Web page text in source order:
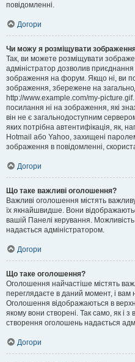
повідомленні.
Догори
Чи можу я розміщувати
Так, ви можете розміщувати
адміністратор дозволив
зображення на форум. Якщо ні, ви
зображення, збережене на
http://www.example.com/my-
посилання ні на зображення, які
він не є загальнодоступним
яких потрібна автентифікація, як,
Hotmail або Yahoo, захищені
зображення в повідомленні,
Догори
Що таке важливі оголошення?
Важливі оголошення містять
їх якнайшвидше. Вони
вашій Панелі керування.
надається адміністратором.
Догори
Що таке оголошення?
Оголошення найчастіше містять
переглядаєте в даний момент, і
Оголошення відображаються в
якому вони створені. Так само, як і
створення оголошень надається
Догори